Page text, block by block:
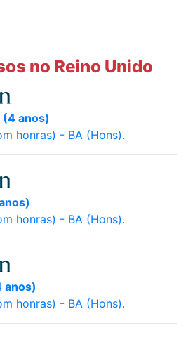
no Reino Unido
(4 anos)
honras) - BA (Hons).
honras) - BA (Hons).
anos)
honras) - BA (Hons).